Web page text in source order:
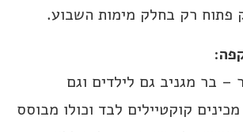
פתוח רק בחלק מימות השבוע.
:
– בר מגניב גם לילדים וגם
קוקטיילים לבד וכולו מבוסס